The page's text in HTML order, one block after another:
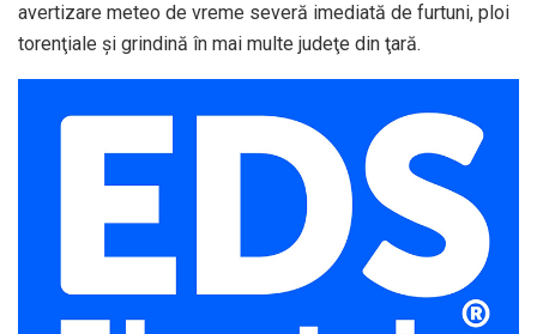
avertizare meteo de vreme severă imediată de furtuni, ploi
torenţiale şi grindină în mai multe judeţe din ţară.